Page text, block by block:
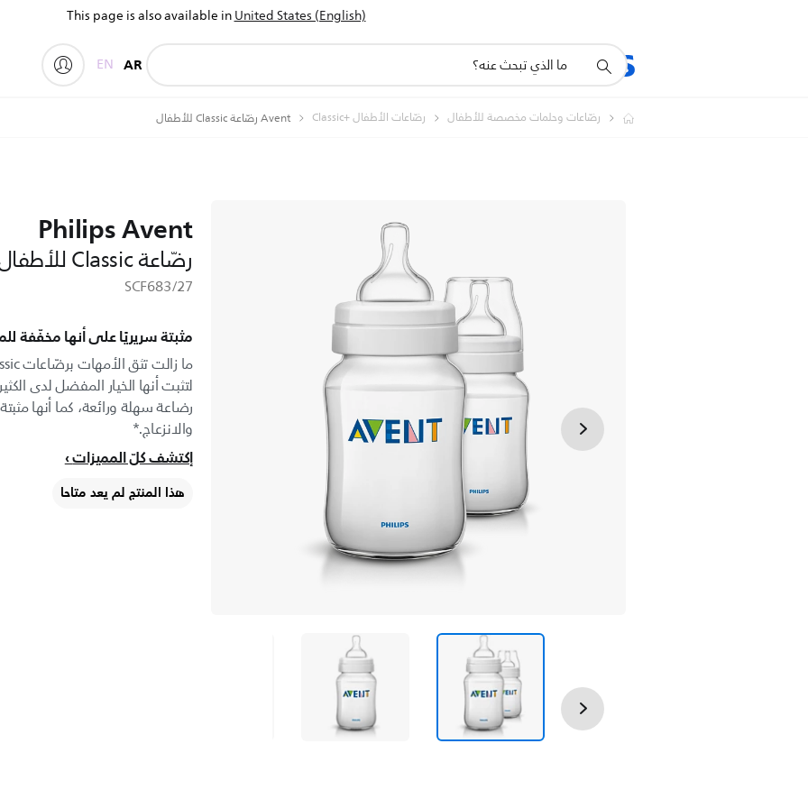
This page is also available inUnited States (English)
المنتجات
أيقونة
دعم
AR
EN
رضّاعات وحلمات مخصصة للأطفال رضّاعات الأطفال Classic+‎ Avent رضّاعة Classic للأطفال
Philips Avent
رضّاعة Classic للأطفال
SCF683/27
مثبتة سريريًا على أنها مخفّفة
لتثبت أنها الخيار المفضل لدى
رضاعة سهلة ورائعة، كما أنها
والانزعاج.*
إكتشف كلّ المميزات
هذا المنتج لم يعد متاحا